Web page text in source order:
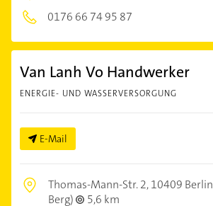
0176 66 74 95 87
Van Lanh Vo Handwerker
ENERGIE- UND WASSERVERSORGUNG
E-Mail
Thomas-Mann-Str. 2,10409 Berlin
Berg)
5,6 km